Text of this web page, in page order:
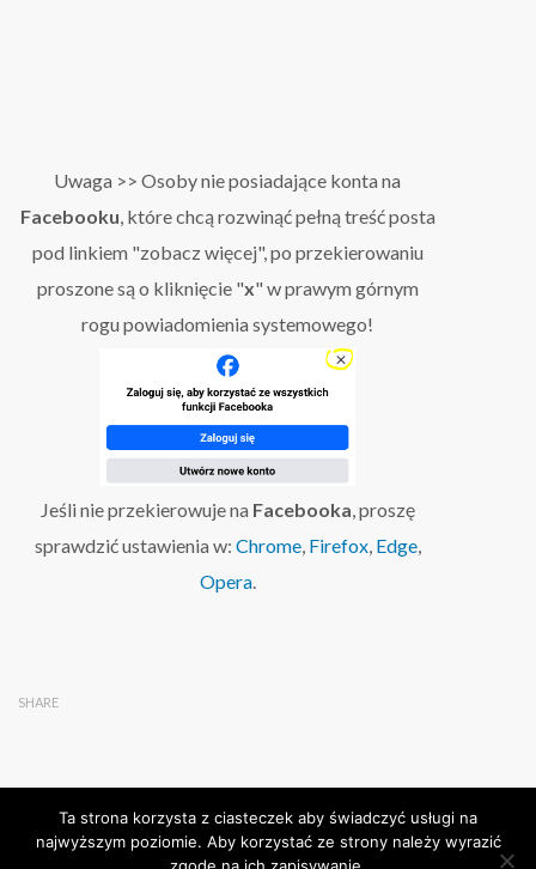
Uwaga >> Osoby nie posiadające konta na
Facebooku , które chcą rozwinąć pełną treść posta
pod linkiem "zobacz więcej", po przekierowaniu
proszone są o kliknięcie "x" w prawym górnym
rogu powiadomienia systemowego!
Jeśli nie przekierowuje na Facebooka, proszę
sprawdzić ustawienia w: Chrome, Firefox, Edge,
Opera.
SHARE
Ta strona korzysta z ciasteczek aby świadczyć usługi na
najwyższym poziomie. Aby korzystać ze strony należy wyrazić